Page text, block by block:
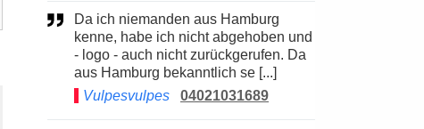
Da ich niemanden aus Hamburg
kenne, habe ich nicht abgehoben und
- logo - auch nicht zurückgerufen. Da
aus Hamburg bekanntlich se [...]
Vulpesvulpes
04021031689